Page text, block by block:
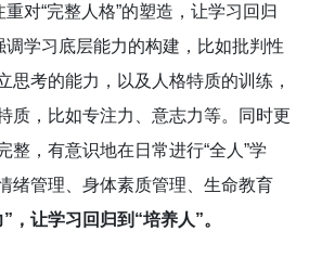
重对“完整人格”的塑造，让学习回归
调学习底层能力的构建，比如批判性
思考的能力，以及人格特质的训练，
质，比如专注力、意志力等。同时更
整，有意识地在日常进行“全人”学
绪管理、身体素质管理、生命教育
，让学习回归到“培养人”。